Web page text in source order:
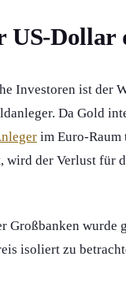
US-
Investoren ist der
Da Gold
im Euro-
der Verlust für
Großbanken wurde
isoliert zu